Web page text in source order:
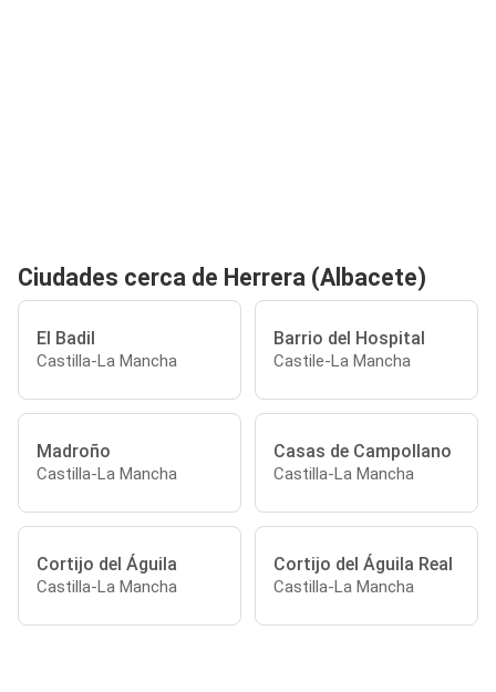
Ciudades cerca de Herrera (Albacete)
El Badil
Castilla-La Mancha
Barrio del Hospital
Castile-La Mancha
Madroño
Castilla-La Mancha
Casas de Campollano
Castilla-La Mancha
Cortijo del Águila
Castilla-La Mancha
Cortijo del Águila Real
Castilla-La Mancha